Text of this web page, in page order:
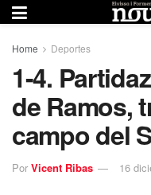
Home Deportes
1-4.
de Ramos,
campo del
Por Vicent Ribas 16